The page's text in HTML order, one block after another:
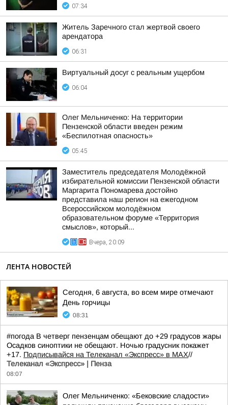
07:34
Житель Заречного стал жертвой своего
арендатора
06:31
Виртуальный досуг с реальным ущербом
06:04
Олег Мельниченко: На территории
Пензенской области введен режим
«Беспилотная опасность»
05:45
Заместитель председателя Молодёжной
избирательной комиссии Пензенской области
Маргарита Пономарева достойно
представила наш регион на ежегодном
Всероссийском молодёжном
образовательном форуме «Территория
смыслов», который...
Вчера, 20:09
ЛЕНТА НОВОСТЕЙ
Сегодня, 6 августа, во всем мире отмечают
День горчицы
08:31
#погода В четверг пензенцам обещают до +29 градусов жары
Осадков синоптики не обещают. Ночью градусник покажет
+17. Подписывайся на Телеканал «Экспресс» в MAX//
Телеканал «Экспресс» | Пенза
08:07
Олег Мельниченко: «Бековские сладости»